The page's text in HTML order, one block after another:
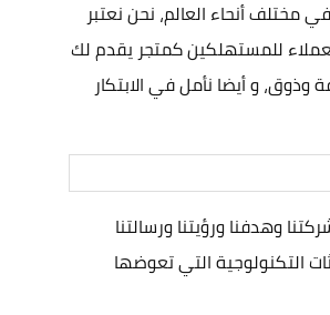
أنحاء العالم، نحن نعتبر
للمستهلكين كمتجر يقدم لك
وذوق، و أيضا نأمل في الابتكار
وهدفنا ورؤيتنا ورسالتنا
التكنولوجية التي تعوضها